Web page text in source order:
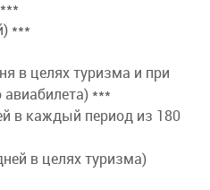
***
в целях туризма и при
авиабилета) ***
в каждый период из 180
в целях туризма)